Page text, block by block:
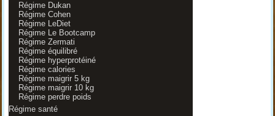
Régime Dukan
Régime Cohen
Régime LeDiet
Régime Le Bootcamp
Régime Zermati
Régime équilibré
Régime hyperprotéiné
Régime calories
Régime maigrir 5 kg
Régime maigrir 10 kg
Régime perdre poids
Régime santé